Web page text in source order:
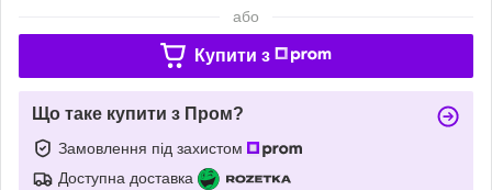
або
Купити з
Що таке купити з Пром?
Замовлення під захистом
Доступна доставка